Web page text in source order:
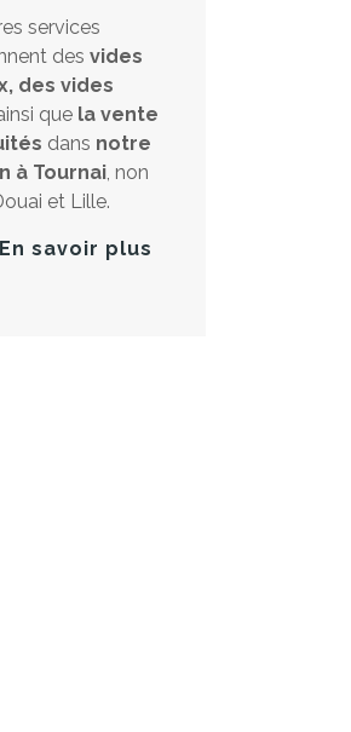
services
des vides
des vides
que la vente
dans notre
à Tournai, non
et Lille.
En savoir plus